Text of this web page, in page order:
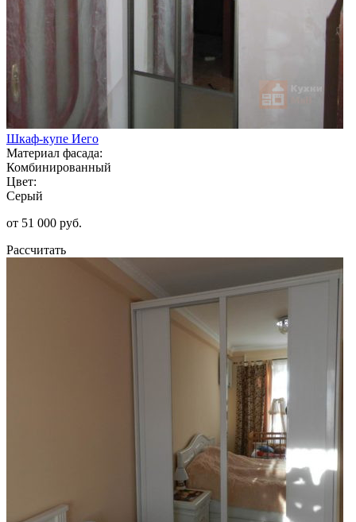
Шкаф-купе Иего
Материал фасада:
Комбинированный
Цвет:
Серый
от 51 000 руб.
Рассчитать